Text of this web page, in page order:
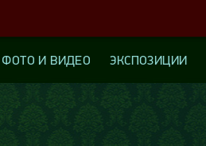
ФОТО И ВИДЕО ЭКСПОЗИЦИИ